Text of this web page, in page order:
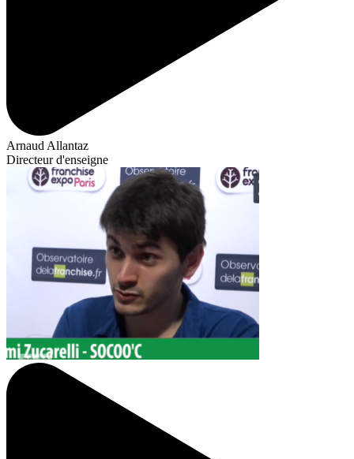
Arnaud Allantaz
Directeur d'enseigne